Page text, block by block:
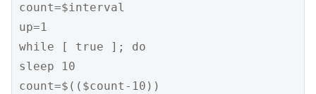
count=$interval
up=1
while [ true ]; do
sleep 10
count=$(($count-10))